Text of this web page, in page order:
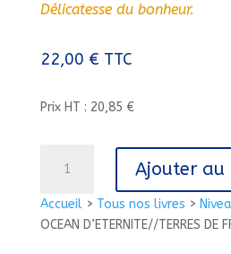
Accueil> Tous nos livres >
OCEAN D’ETERNITE//TERRES DE
Délicatesse du bonheur.
22,00 € TTC
Prix HT : 20,85 €
UN
OCEAN
Ajouter au